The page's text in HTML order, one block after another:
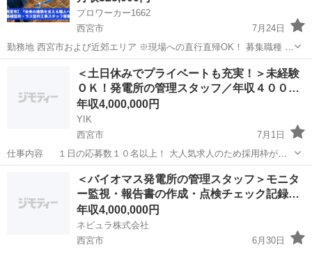
プロワーカー1662
西宮市
7月24日
勤務地 西宮市および近郊エリア ※現場への直行直帰OK！ 募集職種 基
礎型枠工事スタッフ ラス型枠（金属系型枠）工事スタッフ 未経験者は
基礎から学び、経験者はスキルを活かして活躍できます！建物の土台
その他 未経験
＜土日休みでプライベートも充実！＞未経験
ＯＫ！発電所の管理スタッフ／年収４００…
年収4,000,000円
YIK
西宮市
7月1日
仕事内容 １日の応募数１０名以上！ 大人気求人のため採用枠が埋
まり次第即終了とさせていただきます！ 問合わせのための応募でもＯ
Ｋ！ 仕事内容が少しでも気になりましたら気軽にご応募下さい。担当
者からお電話を差し上...
土木 未経験
＜バイオマス発電所の管理スタッフ＞モニタ
ー監視・報告書の作成・点検チェック記録…
年収4,000,000円
ネビュラ株式会社
西宮市
6月30日